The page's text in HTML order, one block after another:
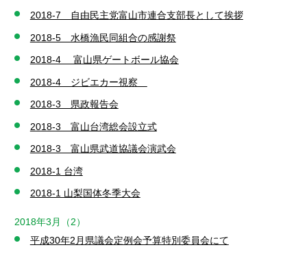
2018-7 自由民主党富山市連合支部長として挨拶
2018-5 水橋漁民同組合の感謝祭
2018-4 富山県ゲートボール協会
2018-4 ジビエカー視察
2018-3 県政報告会
2018-3 富山台湾総会設立式
2018-3 富山県武道協議会演武会
2018-1 台湾
2018-1 山梨国体冬季大会
2018年3月（2）
平成30年2月県議会定例会予算特別委員会にて